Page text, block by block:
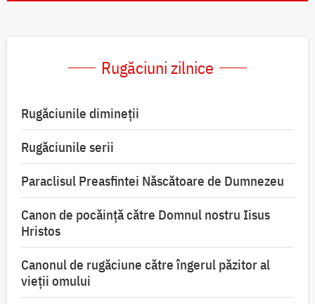
Rugăciuni zilnice
Rugăciunile dimineții
Rugăciunile serii
Paraclisul Preasfintei Născătoare de Dumnezeu
Canon de pocăință către Domnul nostru Iisus
Hristos
Canonul de rugăciune către îngerul păzitor al
vieții omului